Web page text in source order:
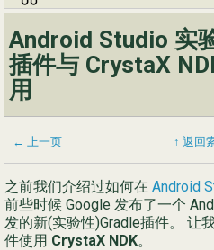
Android Studio 实
插件与 CrystaX
用
← 上一页 ↑ 返回
之前我们介绍过如何在 Android
前些时候 Google 发布了一个
发的新(实验性)Gradle插件。 让
件使用 CrystaX NDK。